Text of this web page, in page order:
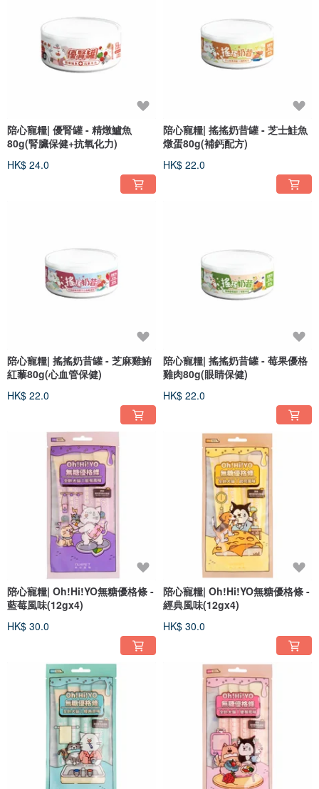
陪心寵糧| 優腎罐 - 精燉鱸魚
80g(腎臟保健+抗氧化力)
HK$ 24.0
陪心寵糧| 搖搖奶昔罐 - 芝士鮭魚
燉蛋80g(補鈣配方)
HK$ 22.0
陪心寵糧| 搖搖奶昔罐 - 芝麻雞鮪
紅藜80g(心血管保健)
HK$ 22.0
陪心寵糧| 搖搖奶昔罐 - 莓果優格
雞肉80g(眼睛保健)
HK$ 22.0
陪心寵糧| Oh!Hi!YO無糖優格條 -
藍莓風味(12gx4)
HK$ 30.0
陪心寵糧| Oh!Hi!YO無糖優格條 -
經典風味(12gx4)
HK$ 30.0